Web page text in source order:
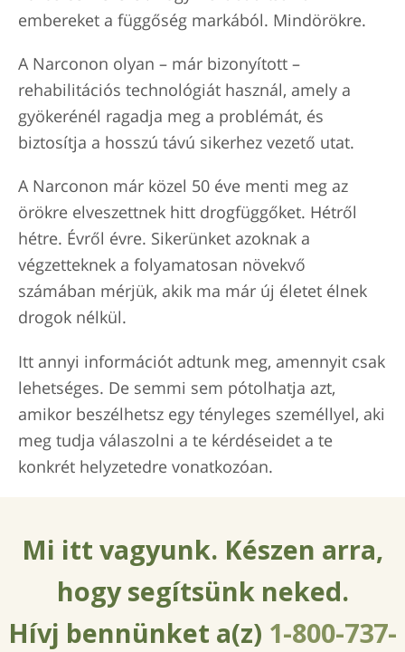
embereket a függőség markából. Mindörökre.
A Narconon olyan – már bizonyított –
rehabilitációs technológiát használ, amely a
gyökerénél ragadja meg a problémát, és
biztosítja a hosszú távú sikerhez vezető utat.
A Narconon már közel 50 éve menti meg az
örökre elveszettnek hitt drogfüggőket. Hétről
hétre. Évről évre. Sikerünket azoknak a
végzetteknek a folyamatosan növekvő
számában mérjük, akik ma már új életet élnek
drogok nélkül.
Itt annyi információt adtunk meg, amennyit csak
lehetséges. De semmi sem pótolhatja azt,
amikor beszélhetsz egy tényleges személlyel, aki
meg tudja válaszolni a te kérdéseidet a te
konkrét helyzetedre vonatkozóan.
Mi itt vagyunk. Készen arra,
hogy segítsünk neked.
Hívj bennünket a(z) 1-800-737-